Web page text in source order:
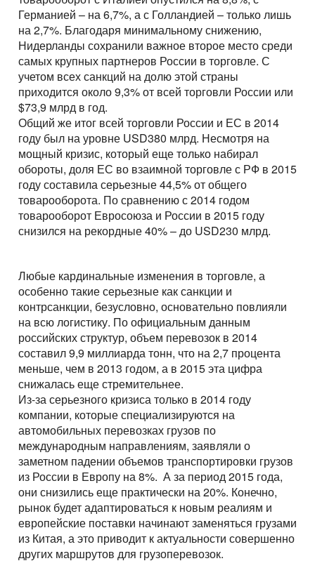
Германией – на 6,7%, а с Голландией – только лишь
на 2,7%. Благодаря минимальному снижению,
Нидерланды сохранили важное второе место среди
самых крупных партнеров России в торговле. С
учетом всех санкций на долю этой страны
приходится около 9,3% от всей торговли России или
$73,9 млрд в год.
Общий же итог всей торговли России и ЕС в 2014
году был на уровне USD380 млрд. Несмотря на
мощный кризис, который еще только набирал
обороты, доля ЕС во взаимной торговле с РФ в 2015
году составила серьезные 44,5% от общего
товарооборота. По сравнению с 2014 годом
товарооборот Евросоюза и России в 2015 году
снизился на рекордные 40% – до USD230 млрд.
Любые кардинальные изменения в торговле, а
особенно такие серьезные как санкции и
контрсанкции, безусловно, основательно повлияли
на всю логистику. По официальным данным
российских структур, объем перевозок в 2014
составил 9,9 миллиарда тонн, что на 2,7 процента
меньше, чем в 2013 годом, а в 2015 эта цифра
снижалась еще стремительнее.
Из-за серьезного кризиса только в 2014 году
компании, которые специализируются на
автомобильных перевозках грузов по
международным направлениям, заявляли о
заметном падении объемов транспортировки грузов
из России в Европу на 8%. А за период 2015 года,
они снизились еще практически на 20%. Конечно,
рынок будет адаптироваться к новым реалиям и
европейские поставки начинают заменяться грузами
из Китая, а это приводит к актуальности совершенно
других маршрутов для грузоперевозок.